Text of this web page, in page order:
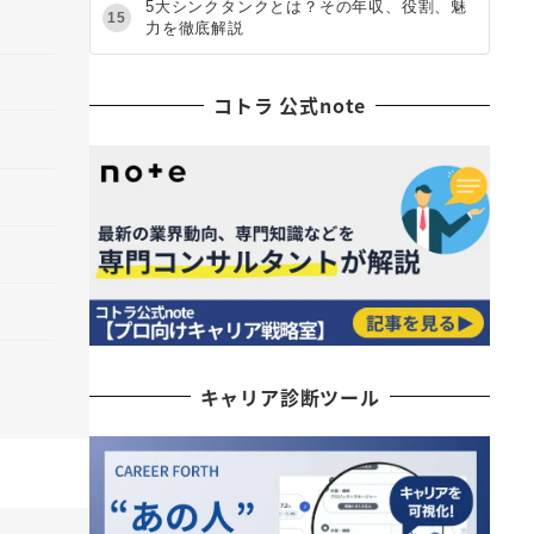
15
5大シンクタンクとは？その年収、役割、魅
力を徹底解説
コトラ 公式note
キャリア診断ツール